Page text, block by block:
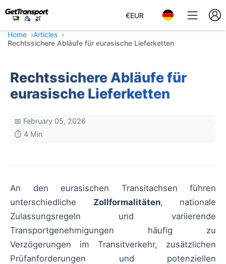
€EUR
Home
Articles
Rechtssichere Abläufe für eurasische Lieferketten
Rechtssichere Abläufe für
eurasische Lieferketten
📅 February 05, 2026
⏱️ 4 Min
An den eurasischen Transitachsen führen
unterschiedliche Zollformalitäten, nationale
Zulassungsregeln und variierende
Transportgenehmigungen häufig zu
Verzögerungen im Transitverkehr, zusätzlichen
Prüfanforderungen und potenziellen